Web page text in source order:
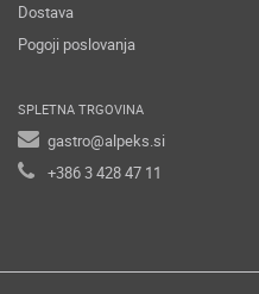
Dostava
Pogoji poslovanja
SPLETNA TRGOVINA
gastro@alpeks.si
+386 3 428 47 11